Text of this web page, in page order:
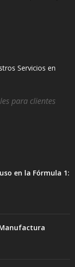
Servicios en
para clientes
en la Fórmula 1: